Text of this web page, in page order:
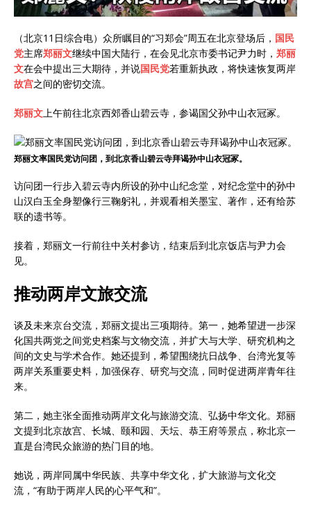
（北京11日综合电）众所瞩目的“习郑会”周五在北京登场后， 国民
党主席郑丽文继续中国大陆行，在会见北京市委书记尹力时， 郑丽
文在会中提出三大期待，并说国民党若重新执政，将快速恢复两岸
故宫之间的密切交流。
郑丽文上午前往北京西郊香山碧云寺，参谒国父孙中山衣冠冢。
郑丽文率国民党访问团，到北京香山碧云寺拜谒孙中山衣冠冢。
访问团一行步入碧云寺内所设的孙中山纪念堂，对纪念堂中的孙中
山汉白玉全身塑像行三鞠躬礼，并观看相关墨宝、著作，还有给苏
联的遗书等。
接着，郑丽文一行前往中关村参访，结束后到北京饭店与尹力会
见。
推动两岸文旅交流
谈及未来京台交流，郑丽文提出三项期待。第一，她希望进一步深
化国共两党之间党史档案与文物交流，并扩大与大学、研究机构之
间的文史与学术合作。她还提到，希望围绕抗日战争、台湾光复等
两岸关系重要史料，加强保存、研究与交流，同时促进两岸青年往
来。
第二，她主张全面推动两岸文化与旅游交流、弘扬中华文化。郑丽
文提到北京故宫、长城、颐和园、天坛、恭王府等景点，称北京一
直是台湾民众旅游的热门目的地。
她说，两岸同属中华民族、共享中华文化，扩大旅游与文化交
流，“有助于两岸人民的心平气和”。